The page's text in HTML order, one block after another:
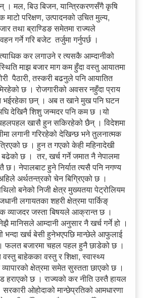
। मल, बिउ बिजन, यान्त्रिकरणसँगै कृषि
परिक्षण, उत्पादनको उचित मुल्य,
तथा ब्राण्डिङ समेतमा राज्यले
गर्ने गरि बजेट तर्जुमा गर्नुपर्छ ।
कर लगाउने र त्यसकै आम्दानीको
माझ बजार माग कम हुँदा वस्तु आयातमा
पैठारी, तस्करी बढनुले पनि आयातित
छ । रोजगारीको अवसर नहुँदा प्राय
भईरहेका छन् । अब त खाने मुख पनि घटन
देखिनै शिशु जन्मदर पनि कम छ ।यो
खासै हुन सकिरहेको छैन् । विदेशमा
लगानी गरिरहेको देखिन्छ भने तुलनात्मक
छ । हुन त गएको केही महिनादेखी
बढेको छ । तर, खर्च गर्ने जमात नै नेपालमा
नेपालबाट हुने निर्यात त्यसै पनि नगण्य
अर्थतन्त्रको चेन बिग्रिएको छ ।
बनेको निजी क्षेत्र मुख्यतया पेट्रोलियम
लगायतका शहरी क्षेत्रमा पार्किङ्
व्याजदर जस्ता बिषयले आक्रान्त छ ।
मानिसले आम्दानी अनुसार नै खर्च गर्ने हो ।
भन्दा खर्च बेसी हुनेभएपछि मान्छेले आफुलाई
फलत बजारमा चहल पहल हुनै छाडेको छ ।
वस्तु बाहेकका वस्तु र शिक्षा, स्वास्थ्य
क्षेत्रमा समेत सुस्तता छाएको छ ।
हराएको छ । राज्यको कर नीति उस्तै हायल
ओहोदाको मान्छेप्रतिको आमधारणा